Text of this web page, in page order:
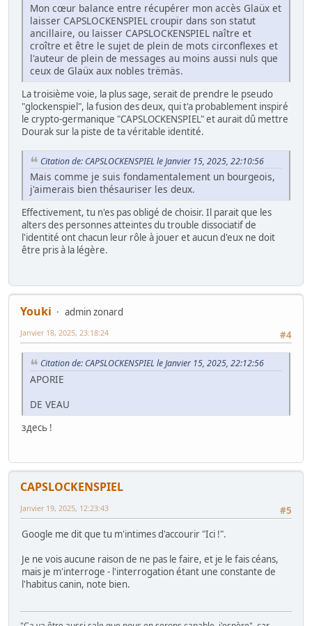
Mon cœur balance entre récupérer mon accès Glaüx et
laisser CAPSLOCKENSPIEL croupir dans son statut
ancillaire, ou laisser CAPSLOCKENSPIEL naître et
croître et être le sujet de plein de mots circonflexes et
l'auteur de plein de messages au moins aussi nuls que
ceux de Glaüx aux nobles trëmäs.
La troisième voie, la plus sage, serait de prendre le pseudo
"glockenspiel", la fusion des deux, qui t'a probablement inspiré
le crypto-germanique "CAPSLOCKENSPIEL" et aurait dû mettre
Dourak sur la piste de ta véritable identité.
Citation de: CAPSLOCKENSPIEL le Janvier 15, 2025, 22:10:56
Mais comme je suis fondamentalement un bourgeois,
j'aimerais bien thésauriser les deux.
Effectivement, tu n'es pas obligé de choisir. Il parait que les
alters des personnes atteintes du trouble dissociatif de
l'identité ont chacun leur rôle à jouer et aucun d'eux ne doit
être pris à la légère.
Youki
admin zonard
#4
Janvier 18, 2025, 23:18:24
Citation de: CAPSLOCKENSPIEL le Janvier 15, 2025, 22:12:56
APORIE
DE VEAU
здесь !
CAPSLOCKENSPIEL
#5
Janvier 19, 2025, 12:23:43
Google me dit que tu m'intimes d'accourir "Ici !".
Je ne vois aucune raison de ne pas le faire, et je le fais céans,
mais je m'interroge - l'interrogation étant une constante de
l'habitus canin, note bien.